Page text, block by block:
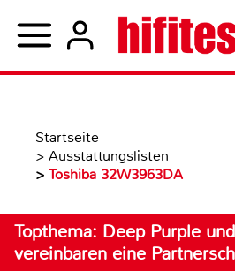
Startseite
> Ausstattungslisten
> Toshiba 32W3963DA
Topthema: Deep Purple
vereinbaren eine